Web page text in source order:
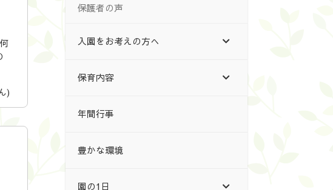
)
保護者の声
入園をお考えの方へ
保育内容
年間行事
豊かな環境
園の1日